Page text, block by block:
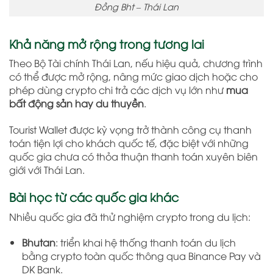
Đồng Bht – Thái Lan
Khả năng mở rộng trong tương lai
Theo Bộ Tài chính Thái Lan, nếu hiệu quả, chương trình
có thể được mở rộng, nâng mức giao dịch hoặc cho
phép dùng crypto chi trả các dịch vụ lớn như mua
bất động sản hay du thuyền.
Tourist Wallet được kỳ vọng trở thành công cụ thanh
toán tiện lợi cho khách quốc tế, đặc biệt với những
quốc gia chưa có thỏa thuận thanh toán xuyên biên
giới với Thái Lan.
Bài học từ các quốc gia khác
Nhiều quốc gia đã thử nghiệm crypto trong du lịch:
Bhutan: triển khai hệ thống thanh toán du lịch
bằng crypto toàn quốc thông qua Binance Pay và
DK Bank.